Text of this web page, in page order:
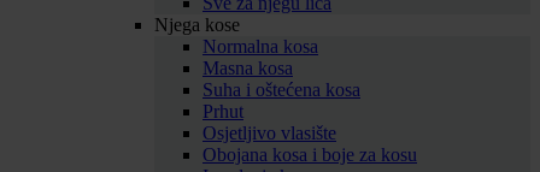
Njega kose
Normalna kosa
Masna kosa
Suha i oštećena kosa
Prhut
Osjetljivo vlasište
Obojana kosa i boje za kosu